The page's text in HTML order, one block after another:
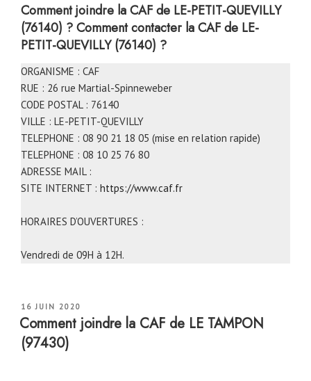
Comment joindre la CAFde LE-PETIT-QUEVILLY
(76140) ?Comment contacter la CAFde LE-
PETIT-QUEVILLY (76140) ?
ORGANISME : CAF
RUE : 26 rue Martial-Spinneweber
CODE POSTAL : 76140
VILLE : LE-PETIT-QUEVILLY
TELEPHONE : 08 90 21 18 05 (mise en relation rapide)
TELEPHONE : 08 10 25 76 80
ADRESSE MAIL :
SITE INTERNET : https://www.caf.fr
HORAIRES D’OUVERTURES :
Vendredi de 09H à 12H.
PUBLIÉ
LE
16 JUIN 2020
Comment joindre la CAF de LE TAMPON
(97430)